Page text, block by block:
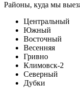
Районы, куда мы
Центральный
Южный
Восточный
Весенняя
Гривно
Климовск-2
Северный
Дубки